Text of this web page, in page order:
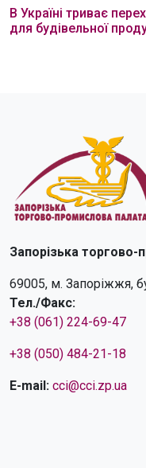
В Україні триває
для будівельної
Запорізька торгово-
69005, м. Запоріжжя,
Тел./Факс:
+38 (061) 224-69-47
+38 (050) 484-21-18
E-mail: cci@cci.zp.ua